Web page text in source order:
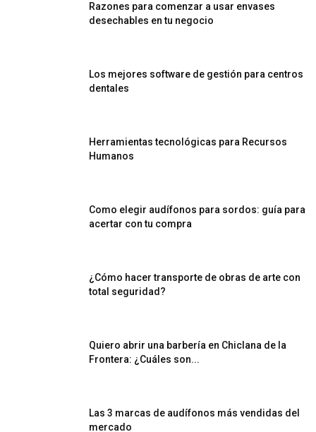
Razones para comenzar a usar envases
desechables en tu negocio
Los mejores software de gestión para centros
dentales
Herramientas tecnológicas para Recursos
Humanos
Como elegir audífonos para sordos: guía para
acertar con tu compra
¿Cómo hacer transporte de obras de arte con
total seguridad?
Quiero abrir una barbería en Chiclana de la
Frontera: ¿Cuáles son...
Las 3 marcas de audífonos más vendidas del
mercado